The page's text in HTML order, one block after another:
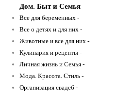
Дом. Быт и Семья
Все для беременных -
Все о детях и для них -
Животные и все для них -
Кулинария и рецепты -
Личная жизнь и Семья -
Мода. Красота. Стиль -
Организация свадеб -